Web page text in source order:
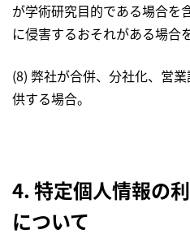
が学術研究目的である場合を
に侵害するおそれがある場合
(8) 弊社が合併、分社化、営
供する場合。
4. 特定個人情報の
について